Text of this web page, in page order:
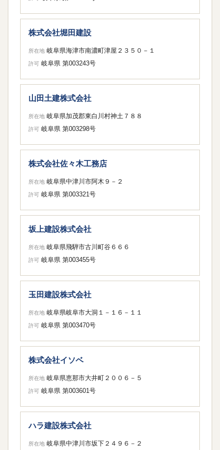
株式会社堀田建設
所在地 岐阜県海津市南濃町津屋２３５０－１
許可 岐阜県 第003243号
山田土建株式会社
所在地 岐阜県加茂郡東白川村神土７８８
許可 岐阜県 第003298号
株式会社佐々木工務店
所在地 岐阜県中津川市阿木９－２
許可 岐阜県 第003321号
坂上建設株式会社
所在地 岐阜県飛騨市古川町谷６６６
許可 岐阜県 第003455号
玉田建設株式会社
所在地 岐阜県岐阜市大洞１－１６－１１
許可 岐阜県 第003470号
株式会社イソベ
所在地 岐阜県恵那市大井町２００６－５
許可 岐阜県 第003601号
ハラ建設株式会社
所在地 岐阜県中津川市坂下２４９６－２